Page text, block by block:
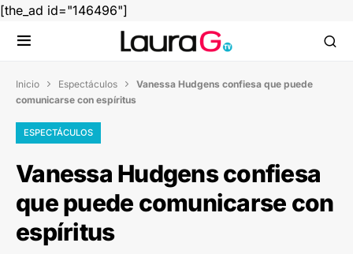
[the_ad id="146496"]
Inicio  Espectáculos  Vanessa Hudgens confiesa que puede
comunicarse con espíritus
ESPECTÁCULOS
Vanessa Hudgens confiesa
que puede comunicarse con
espíritus